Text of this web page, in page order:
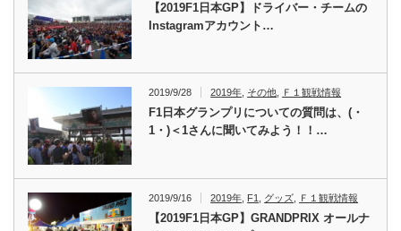
【2019F1日本GP】ドライバー・チームの
Instagramアカウント…
2019/9/28 2019年, その他, Ｆ１観戦情報
F1日本グランプリについての質問は、(・
1・)＜1さんに聞いてみよう！！…
2019/9/16 2019年 F1 グッズ Ｆ１観戦情報
【2019F1日本GP】GRANDPRIX オールナ